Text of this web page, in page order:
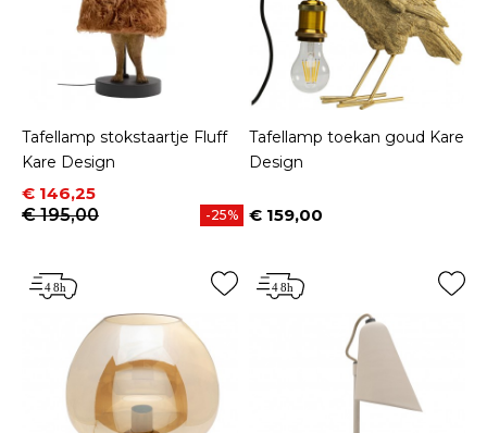
Tafellamp stokstaartje Fluff
Kare Design
Prijs
€ 146,25
Normale prijs
€ 195,00
-25%
Tafellamp toekan goud Kare
Design
Prijs
€ 159,00